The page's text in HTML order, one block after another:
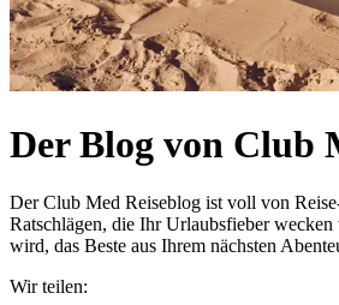
Der Blog von Club
Der Club Med Reiseblog ist voll von
Ratschlägen, die Ihr Urlaubsfieber
wird, das Beste aus Ihrem nächsten
Wir teilen: